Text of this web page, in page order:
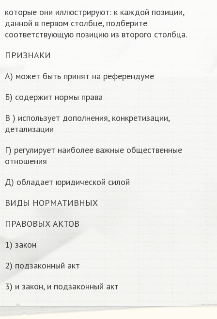
которые они иллюстрируют: к каждой позиции,
данной в первом столбце, подберите
соответствующую позицию из второго столбца.
ПРИЗНАКИ
A) может быть принят на референдуме
Б) содержит нормы права
B ) использует дополнения, конкретизации,
детализации
Г) регулирует наиболее важные общественные
отношения
Д) обладает юридической силой
ВИДЫ НОРМАТИВНЫХ
ПРАВОВЫХ АКТОВ
1) закон
2) подзаконный акт
3) и закон, и подзаконный акт